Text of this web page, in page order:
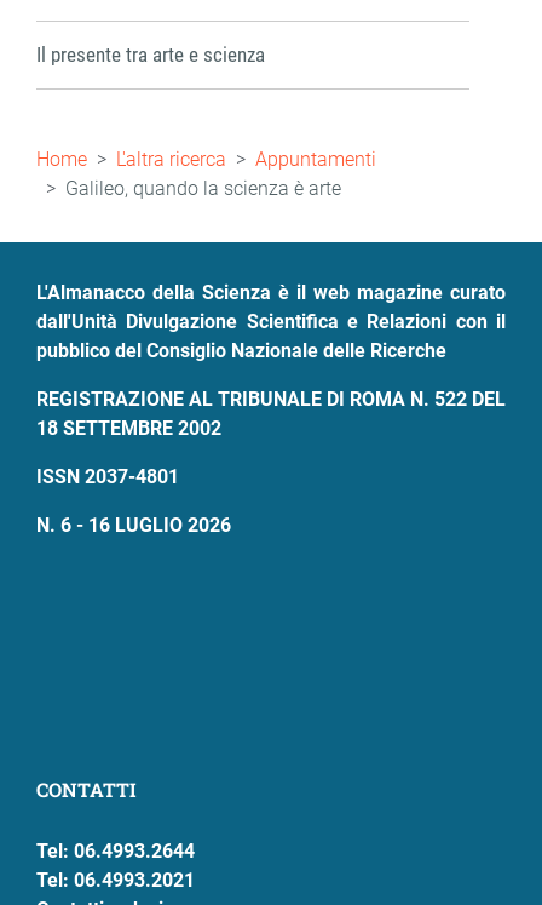
Il presente tra arte e scienza
Briciole
di
pane
Home L'altra ricerca
Appuntamenti
Galileo, quando la scienza è arte
L'Almanacco della Scienza è il web magazine curato
dall'Unità Divulgazione Scientifica e Relazioni con il
pubblico del Consiglio Nazionale delle Ricerche
REGISTRAZIONE AL TRIBUNALE DI ROMA N. 522 DEL
18 SETTEMBRE 2002
ISSN 2037-4801
N. 6 - 16 LUGLIO 2026
CONTATTI
Tel: 06.4993.2644
Tel: 06.4993.2021